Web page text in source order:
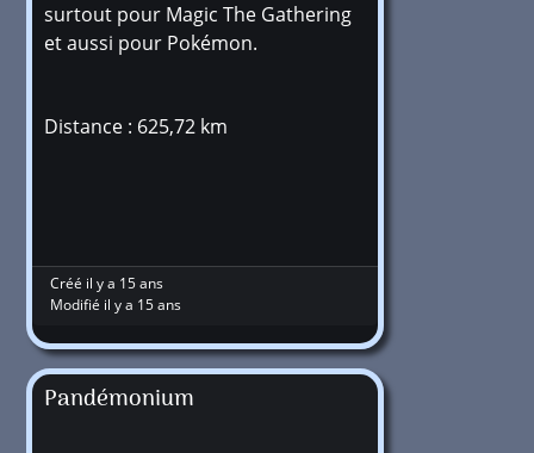
surtout pour Magic The Gathering
et aussi pour Pokémon.
Distance : 625,72 km
Créé il y a 15 ans
Modifié il y a 15 ans
Pandémonium